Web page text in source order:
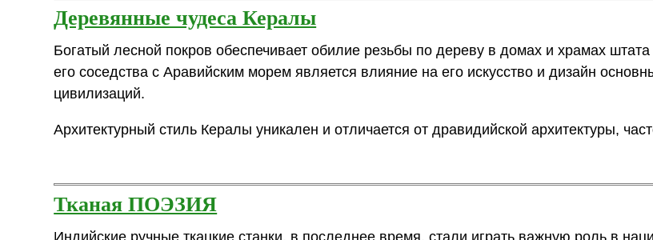
Деревянные чудеса Кералы
Богатый лесной покров обеспечивает обилие резьбы по дереву в домах и храмах
его соседства с Аравийским морем является влияние на его искусство и дизайн
цивилизаций.
Архитектурный стиль Кералы уникален и отличается от дравидийской архитектуры,
Тканая ПОЭЗИЯ
Индийские ручные ткацкие станки, в последнее время, стали играть важную роль в